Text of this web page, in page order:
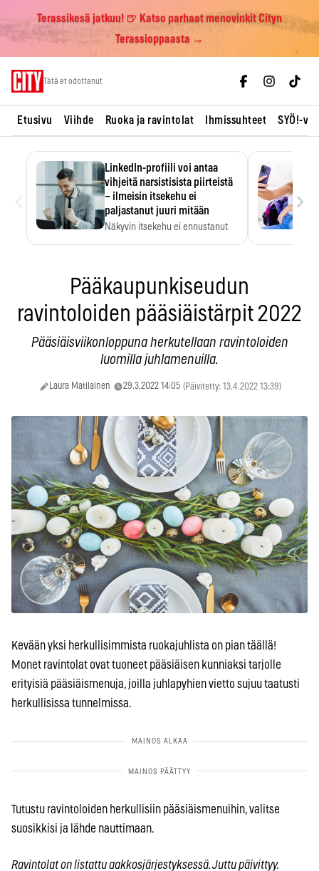
Terassikesä jatkuu! 🍺 Katso parhaat menovinkit Cityn
Terassioppaasta →
Tätä et odottanut
Etusivu Viihde Ruoka ja ravintolat Ihmissuhteet SYÖ!-
LinkedIn-profiili voi antaa
vihjeitä narsistisista piirteistä
– ilmeisin itsekehu ei
paljastanut juuri mitään
Näkyvin itsekehu ei ennustanut
›
Pääkaupunkiseudun
ravintoloiden pääsiäistärpit 2022
Pääsiäisviikonloppuna herkutellaan ravintoloiden
luomilla juhlamenuilla.
Laura Matilainen 29.3.2022 14:05 (Päivitetty: 13.4.2022 13:39)
Kevään yksi herkullisimmista ruokajuhlista on pian täällä!
Monet ravintolat ovat tuoneet pääsiäisen kunniaksi tarjolle
erityisiä pääsiäismenuja, joilla juhlapyhien vietto sujuu taatusti
herkullisissa tunnelmissa.
Tutustu ravintoloiden herkullisiin pääsiäismenuihin, valitse
suosikkisi ja lähde nauttimaan.
Ravintolat on listattu aakkosjärjestyksessä. Juttu päivittyy.